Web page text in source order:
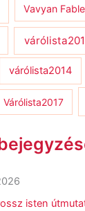
Vavyan Fable
várólista2014
Várólista2017
isten